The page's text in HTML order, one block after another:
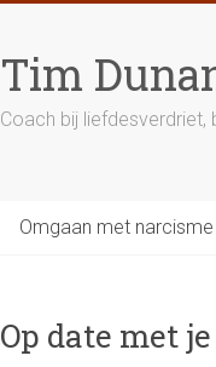
Tim
Coach bij liefdesverdriet,
Omgaan met narcisme
Op date met